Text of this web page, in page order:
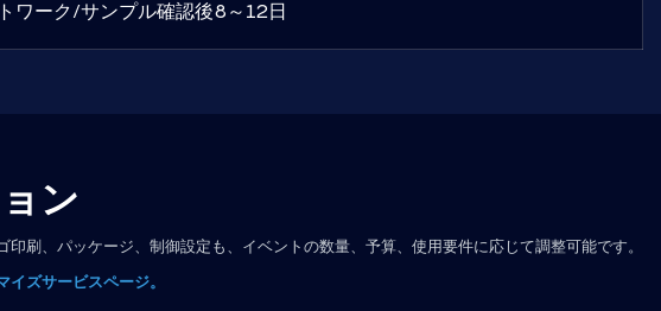
ワーク/サンプル確認後8～12日
ン
刷、パッケージ、制御設定も、イベントの数量、予算、使用要件に応じて調整可能です。
イズサービスページ。